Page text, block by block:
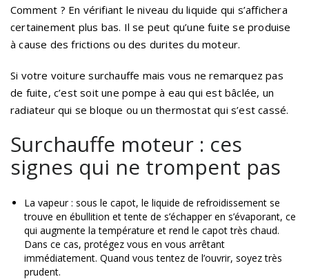
Comment ? En vérifiant le niveau du liquide qui s’affichera
certainement plus bas. Il se peut qu’une fuite se produise
à cause des frictions ou des durites du moteur.
Si votre voiture surchauffe mais vous ne remarquez pas
de fuite, c’est soit une pompe à eau qui est bâclée, un
radiateur qui se bloque ou un thermostat qui s’est cassé.
Surchauffe moteur : ces
signes qui ne trompent pas
La vapeur : sous le capot, le liquide de refroidissement se
trouve en ébullition et tente de s’échapper en s’évaporant, ce
qui augmente la température et rend le capot très chaud.
Dans ce cas, protégez vous en vous arrêtant
immédiatement. Quand vous tentez de l’ouvrir, soyez très
prudent.